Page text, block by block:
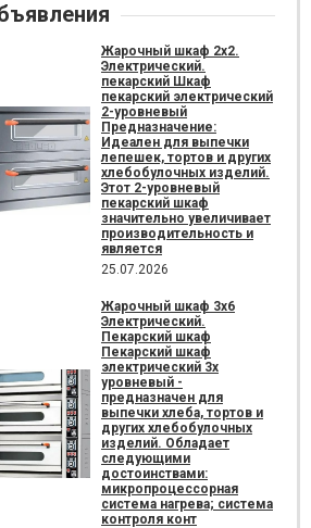
Жарочный шкаф 2х2.
Электрический.
пекарский Шкаф
пекарский электрический
2-уровневый
Предназначение:
Идеален для выпечки
лепешек, тортов и других
хлебобулочных изделий.
Этот 2-уровневый
пекарский шкаф
значительно увеличивает
производительность и
является
25.07.2026
Жарочный шкаф 3х6
Электрический.
Пекарский шкаф
Пекарский шкаф
электрический 3х
уровневый -
предназначен для
выпечки хлеба, тортов и
других хлебобулочных
изделий. Обладает
следующими
достоинствами:
микропроцессорная
система нагрева; система
контроля конт